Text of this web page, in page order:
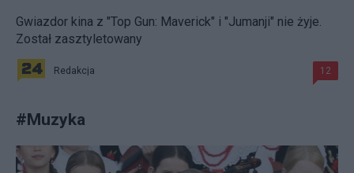
Gwiazdor kina z "Top Gun: Maverick" i "Jumanji" nie żyje.
Został zasztyletowany
Redakcja 12
#Muzyka